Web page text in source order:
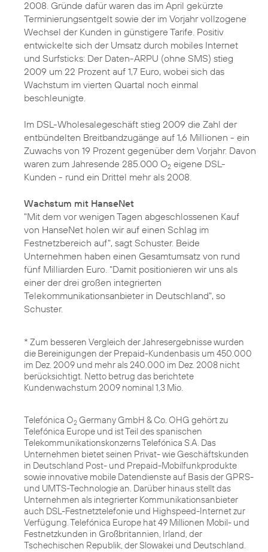
2008. Gründe dafür waren das im April gekürzte
Terminierungsentgelt sowie der im Vorjahr vollzogene
Wechsel der Kunden in günstigere Tarife. Positiv
entwickelte sich der Umsatz durch mobiles Internet
und Surfsticks: Der Daten-ARPU (ohne SMS) stieg
2009 um 22 Prozent auf 1,7 Euro, wobei sich das
Wachstum im vierten Quartal noch einmal
beschleunigte.
Im DSL-Wholesalegeschäft stieg 2009 die Zahl der
entbündelten Breitbandzugänge auf 1,6 Millionen - ein
Zuwachs von 19 Prozent gegenüber dem Vorjahr. Davon
waren zum Jahresende 285.000 O2 eigene DSL-
Kunden - rund ein Drittel mehr als 2008.
Wachstum mit HanseNet
"Mit dem vor wenigen Tagen abgeschlossenen Kauf
von HanseNet holen wir auf einen Schlag im
Festnetzbereich auf", sagt Schuster. Beide
Unternehmen haben einen Gesamtumsatz von rund
fünf Milliarden Euro. "Damit positionieren wir uns als
einer der drei großen integrierten
Telekommunikationsanbieter in Deutschland", so
Schuster.
* Zum besseren Vergleich der Jahresergebnisse wurden
die Bereinigungen der Prepaid-Kundenbasis um 450.000
im Dez. 2009 und mehr als 240.000 im Dez. 2008 nicht
berücksichtigt. Netto betrug das berichtete
Kundenwachstum 2009 nominal 1,3 Mio.
Telefónica O2 Germany GmbH & Co. OHG gehört zu
Telefónica Europe und ist Teil des spanischen
Telekommunikationskonzerns Telefónica S.A. Das
Unternehmen bietet seinen Privat- wie Geschäftskunden
in Deutschland Post- und Prepaid-Mobilfunkprodukte
sowie innovative mobile Datendienste auf Basis der GPRS-
und UMTS-Technologie an. Darüber hinaus stellt das
Unternehmen als integrierter Kommunikationsanbieter
auch DSL-Festnetztelefonie und Highspeed-Internet zur
Verfügung. Telefónica Europe hat 49 Millionen Mobil- und
Festnetzkunden in Großbritannien, Irland, der
Tschechischen Republik, der Slowakei und Deutschland.